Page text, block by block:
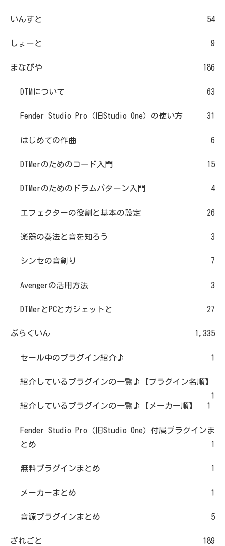
いんすと 54
しょーと 9
まなびや 186
DTMについて 63
Fender Studio Pro（旧Studio One）の使い方 31
はじめての作曲 6
DTMerのためのコード入門 15
DTMerのためのドラムパターン入門 4
エフェクターの役割と基本の設定 26
楽器の奏法と音を知ろう 3
シンセの音創り 7
Avengerの活用方法 3
DTMerとPCとガジェットと 27
ぷらぐいん 1,335
セール中のプラグイン紹介♪ 1
紹介しているプラグインの一覧♪【プラグイン名順】
1
紹介しているプラグインの一覧♪【メーカー順】
1
Fender Studio Pro（旧Studio One）付属プラグインま
とめ
1
無料プラグインまとめ 1
メーカーまとめ 1
音源プラグインまとめ 5
ざれごと 189